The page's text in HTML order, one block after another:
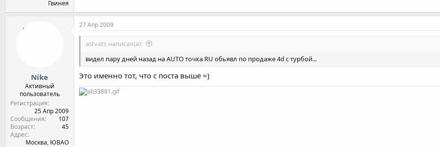
Гвинея
Nikе
Активный
пользователь
Регистрация
25 Апр 2009
Сообщения
107
Возраст
45
Адрес
Москва, ЮВАО
27 Апр 2009
astvats написал(а):
видел пару дней назад на AUTO точка RU обьявл по продаже 4d с турбой...
Это именно тот, что с поста выше =)